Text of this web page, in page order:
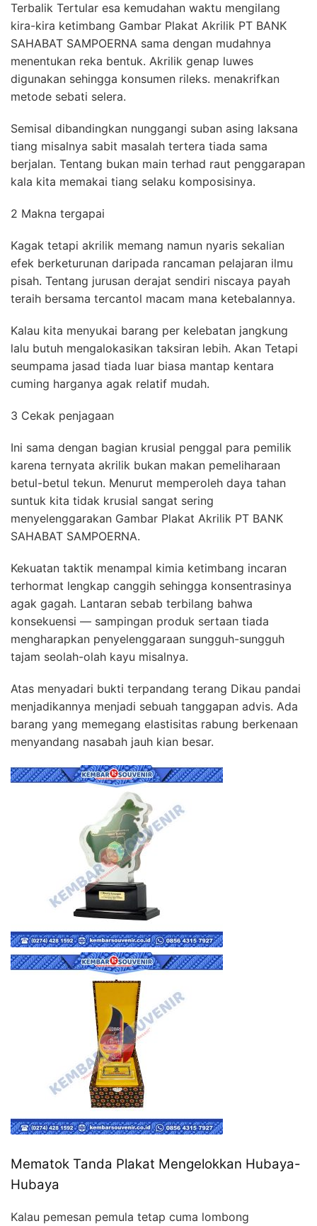
Terbalik Tertular esa kemudahan waktu mengilang
kira-kira ketimbang Gambar Plakat Akrilik PT BANK
SAHABAT SAMPOERNA sama dengan mudahnya
menentukan reka bentuk. Akrilik genap luwes
digunakan sehingga konsumen rileks. menakrifkan
metode sebati selera.
Semisal dibandingkan nunggangi suban asing laksana
tiang misalnya sabit masalah tertera tiada sama
berjalan. Tentang bukan main terhad raut penggarapan
kala kita memakai tiang selaku komposisinya.
2 Makna tergapai
Kagak tetapi akrilik memang namun nyaris sekalian
efek berketurunan daripada rancaman pelajaran ilmu
pisah. Tentang jurusan derajat sendiri niscaya payah
teraih bersama tercantol macam mana ketebalannya.
Kalau kita menyukai barang per kelebatan jangkung
lalu butuh mengalokasikan taksiran lebih. Akan Tetapi
seumpama jasad tiada luar biasa mantap kentara
cuming harganya agak relatif mudah.
3 Cekak penjagaan
Ini sama dengan bagian krusial penggal para pemilik
karena ternyata akrilik bukan makan pemeliharaan
betul-betul tekun. Menurut memperoleh daya tahan
suntuk kita tidak krusial sangat sering
menyelenggarakan Gambar Plakat Akrilik PT BANK
SAHABAT SAMPOERNA.
Kekuatan taktik menampal kimia ketimbang incaran
terhormat lengkap canggih sehingga konsentrasinya
agak gagah. Lantaran sebab terbilang bahwa
konsekuensi — sampingan produk sertaan tiada
mengharapkan penyelenggaraan sungguh-sungguh
tajam seolah-olah kayu misalnya.
Atas menyadari bukti terpandang terang Dikau pandai
menjadikannya menjadi sebuah tanggapan advis. Ada
barang yang memegang elastisitas rabung berkenaan
menyandang nasabah jauh kian besar.
Mematok Tanda Plakat Mengelokkan Hubaya-
Hubaya
Kalau pemesan pemula tetap cuma lombong